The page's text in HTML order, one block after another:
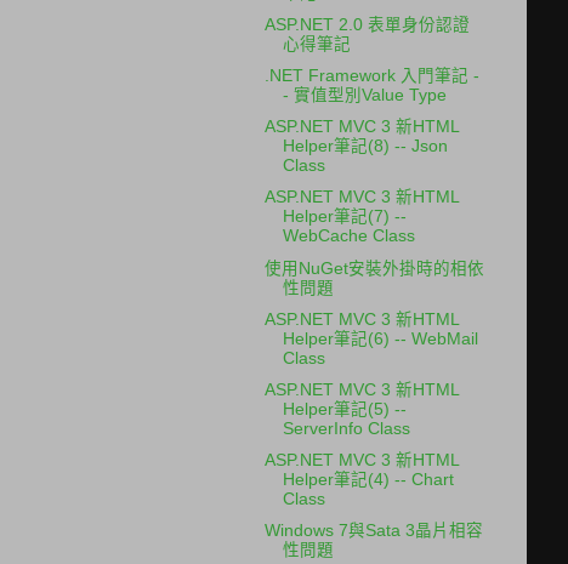
ASP.NET 2.0 表單身份認證
心得筆記
.NET Framework 入門筆記 -
- 實值型別Value Type
ASP.NET MVC 3 新HTML
Helper筆記(8) -- Json
Class
ASP.NET MVC 3 新HTML
Helper筆記(7) --
WebCache Class
使用NuGet安裝外掛時的相依
性問題
ASP.NET MVC 3 新HTML
Helper筆記(6) -- WebMail
Class
ASP.NET MVC 3 新HTML
Helper筆記(5) --
ServerInfo Class
ASP.NET MVC 3 新HTML
Helper筆記(4) -- Chart
Class
Windows 7與Sata 3晶片相容
性問題